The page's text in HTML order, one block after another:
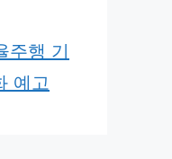
행 기
예고